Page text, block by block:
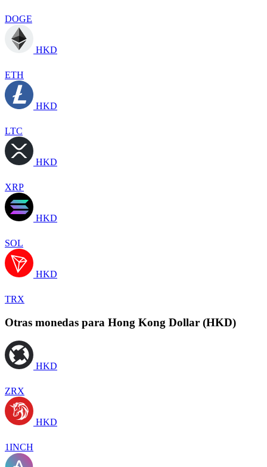
DOGE
HKD
ETH
HKD
LTC
HKD
XRP
HKD
SOL
HKD
TRX
Otras monedas para Hong Kong Dollar (HKD)
HKD
ZRX
HKD
1INCH